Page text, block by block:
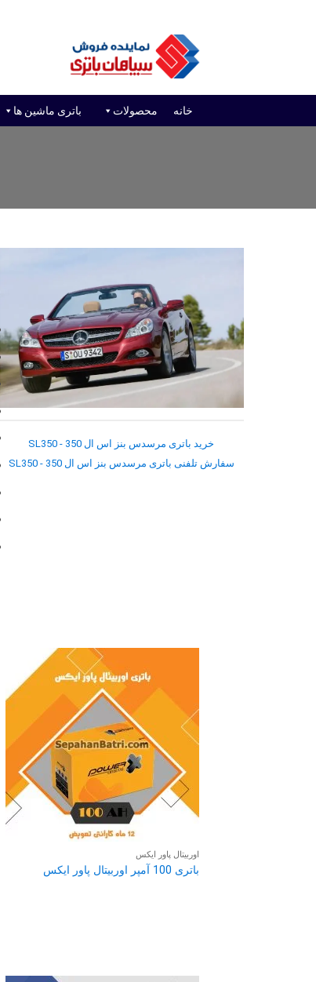
خانه محصولات باتری ماشین ها
خرید باتری مرسدس بنز اس ال 350 - SL350
سفارش تلفنی باتری مرسدس بنز اس ال 350 - SL350
اوربیتال پاور ایکس
باتری 100 آمپر اوربیتال پاور ایکس